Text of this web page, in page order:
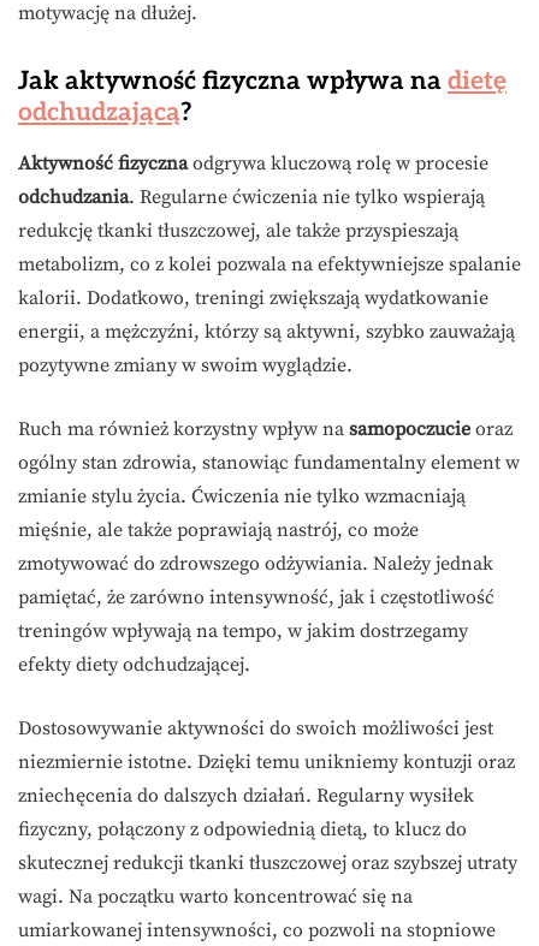
motywację na dłużej.
Jak aktywność fizyczna wpływa na dietę
odchudzającą?
Aktywność fizycznaodgrywa kluczową rolę w procesie
odchudzania. Regularne ćwiczenia nie tylko wspierają
redukcję tkanki tłuszczowej, ale także przyspieszają
metabolizm, co z kolei pozwala na efektywniejsze spalanie
kalorii. Dodatkowo, treningi zwiększają wydatkowanie
energii, a mężczyźni, którzy są aktywni, szybko zauważają
pozytywne zmiany w swoim wyglądzie.
Ruch ma również korzystny wpływ na samopoczucie oraz
ogólny stan zdrowia, stanowiąc fundamentalny element w
zmianie stylu życia. Ćwiczenia nie tylko wzmacniają
mięśnie, ale także poprawiają nastrój, co może
zmotywować do zdrowszego odżywiania. Należy jednak
pamiętać, że zarówno intensywność, jak i częstotliwość
treningów wpływają na tempo, w jakim dostrzegamy
efekty diety odchudzającej.
Dostosowywanie aktywności do swoich możliwości jest
niezmiernie istotne. Dzięki temu unikniemy kontuzji oraz
zniechęcenia do dalszych działań. Regularny wysiłek
fizyczny, połączony z odpowiednią dietą, to klucz do
skutecznej redukcji tkanki tłuszczowej oraz szybszej utraty
wagi. Na początku warto koncentrować się na
umiarkowanej intensywności, co pozwoli na stopniowe